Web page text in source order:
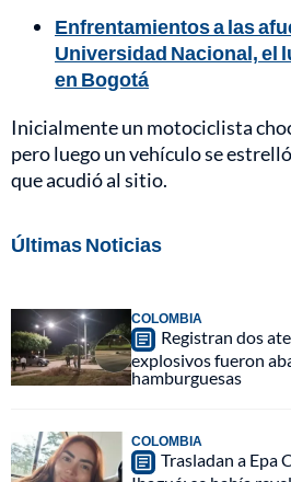
Enfrentamientos a las
Universidad Nacional, el
en Bogotá
Inicialmente un motociclista
pero luego un vehículo se
que acudió al sitio.
Últimas Noticias
COLOMBIA
Registran dos
explosivos fueron
hamburguesas
COLOMBIA
Trasladan a Epa